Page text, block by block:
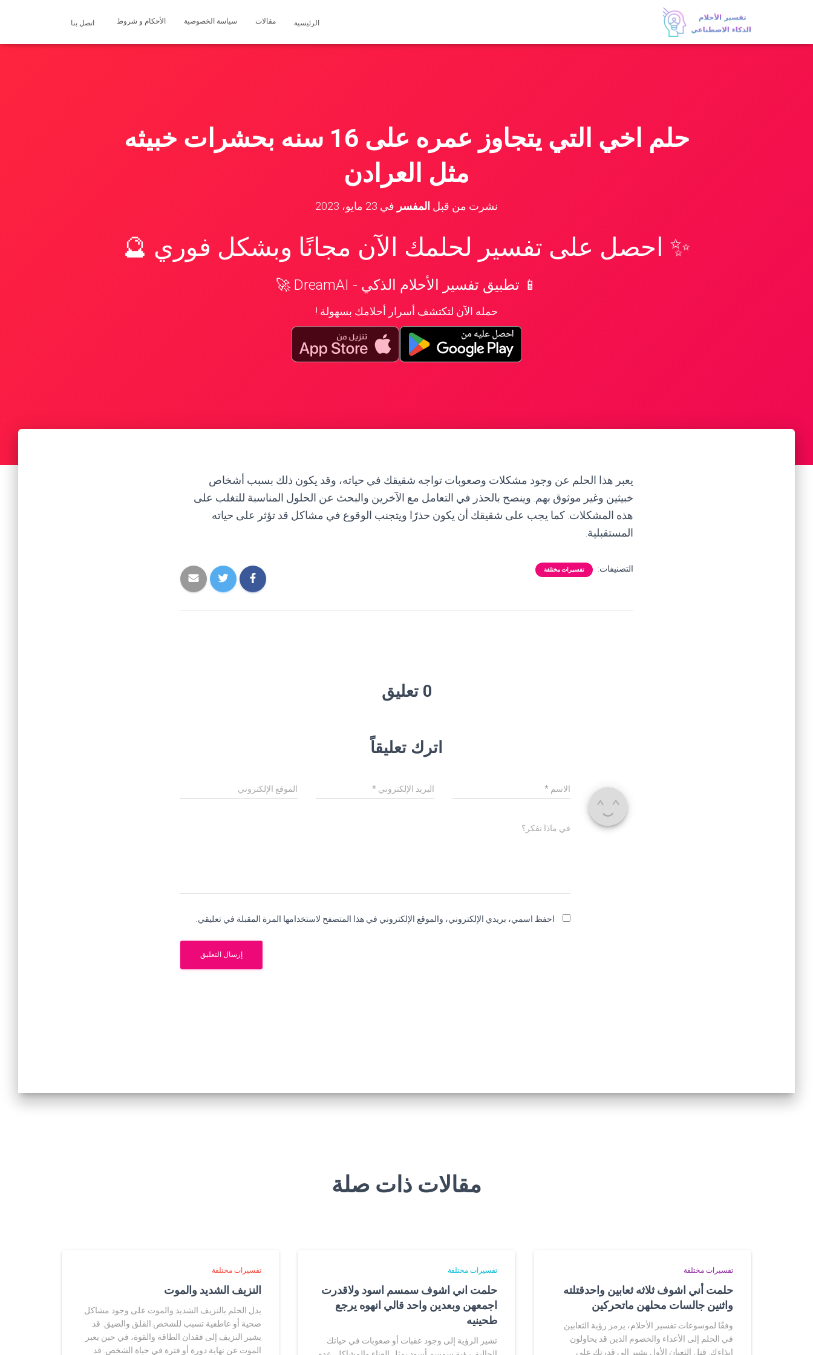
الرئيسية مقالات سياسة الخصوصية الأحكام و شروط اتصل بنا
حلم اخي التي يتجاوز عمره على 16 سنه بحشرات خبيثه
مثل العرادن
نشرت من قبل المفسر في 23 مايو، 2023
✨ احصل على تفسير لحلمك الآن مجانًا وبشكل فوري 🔮
📱 تطبيق تفسير الأحلام الذكي - DreamAI 🚀
حمله الآن لتكتشف أسرار أحلامك بسهولة !
يعبر هذا الحلم عن وجود مشكلات وصعوبات تواجه شقيقك في حياته، وقد يكون ذلك بسبب أشخاص
خبيثين وغير موثوق بهم. وينصح بالحذر في التعامل مع الآخرين والبحث عن الحلول المناسبة للتغلب على
هذه المشكلات. كما يجب على شقيقك أن يكون حذرًا ويتجنب الوقوع في مشاكل قد تؤثر على حياته
المستقبلية.
التصنيفات: تفسيرات مختلفة
0 تعليق
اترك تعليقاً
الاسم * البريد الإلكتروني * الموقع الإلكتروني
في ماذا تفكر؟
احفظ اسمي، بريدي الإلكتروني، والموقع الإلكتروني في هذا المتصفح لاستخدامها المرة المقبلة في تعليقي.
مقالات ذات صلة
تفسيرات مختلفة
حلمت أني اشوف ثلاثه ثعابين واحدقتلته
واثنين جالسات محلهن ماتحركين
وفقًا لموسوعات تفسير الأحلام، يرمز رؤية الثعابين
في الحلم إلى الأعداء والخصوم الذين قد يحاولون
إيذاءك. قتل الثعبان الأول يشير إلى قدرتك على
تفسيرات مختلفة
حلمت اني اشوف سمسم اسود ولاقدرت
اجمعهن وبعدين واحد قالي انهوه يرجع
طحينيه
تشير الرؤية إلى وجود عقبات أو صعوبات في حياتك
تفسيرات مختلفة
النزيف الشديد والموت
يدل الحلم بالنزيف الشديد والموت على وجود مشاكل
صحية أو عاطفية تسبب للشخص القلق والضيق. قد
يشير النزيف إلى فقدان الطاقة والقوة، في حين يعبر
الموت عن نهاية دورة أو فترة في حياة الشخص. قد